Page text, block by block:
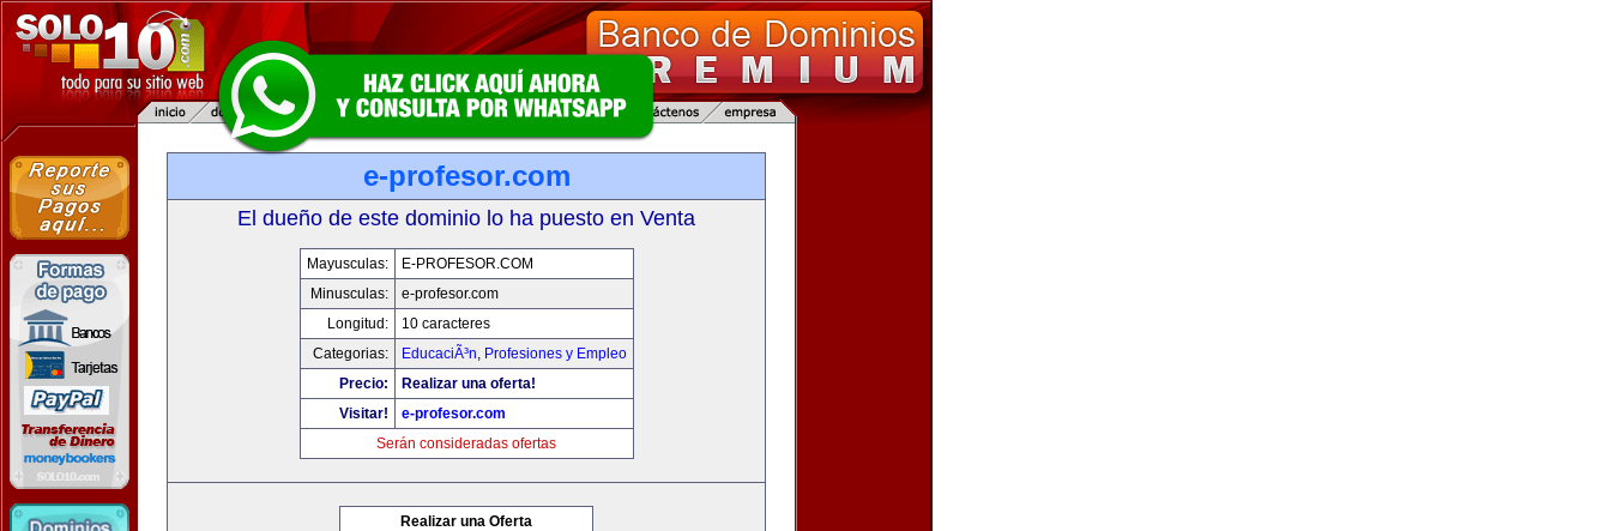
e-profesor.com
El dueño de este dominio lo ha puesto en Venta
Mayusculas:
E-PROFESOR.COM
Minusculas:
e-profesor.com
Longitud:
10 caracteres
Categorias:
EducaciÃ³n, Profesiones y Empleo
Precio:
Realizar una oferta!
Visitar!
e-profesor.com
Serán consideradas ofertas
Realizar una Oferta